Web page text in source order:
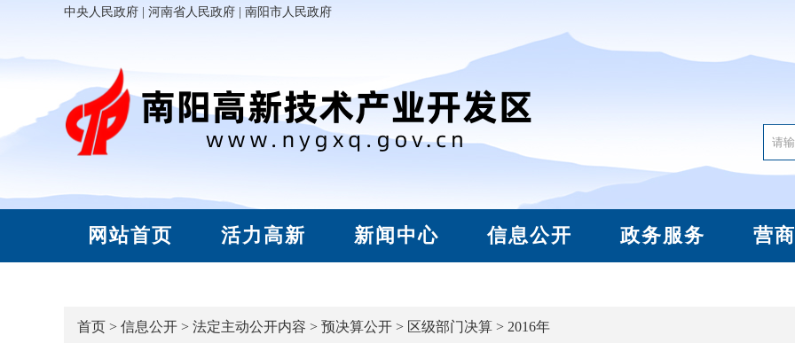
中央人民政府 河南省人民政府 南阳市人民政府
网站首页 活力高新 新闻中心 信息公开 政务服务 营
首页 > 信息公开 > 法定主动公开内容 > 预决算公开 > 区级部门决算 > 2016年